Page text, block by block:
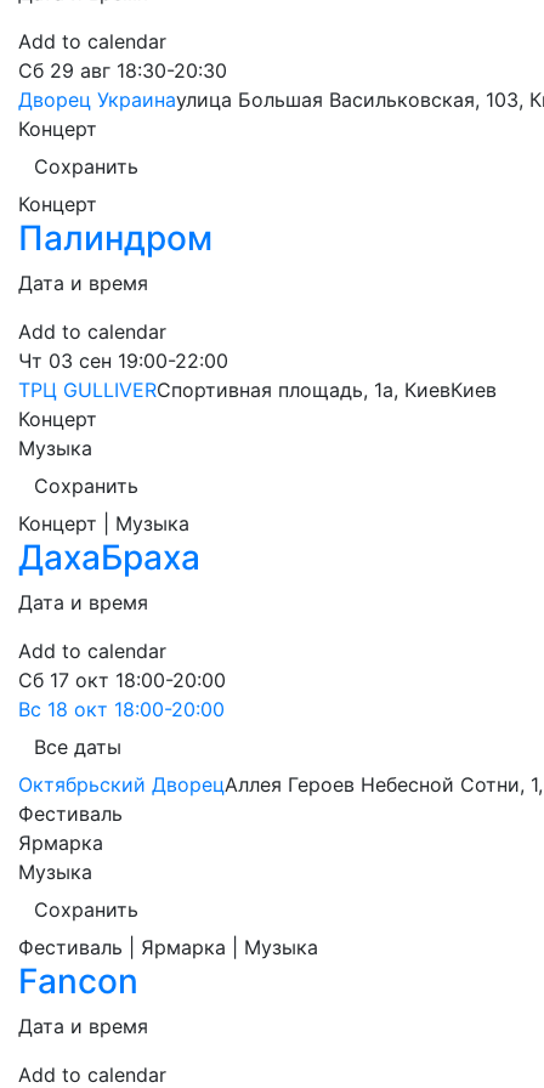
Add to calendar
Сб 29 авг 18:30-20:30
Дворец Украинаулица Большая Васильковская, 103,
Концерт
Сохранить
Концерт
Палиндром
Дата и время
Add to calendar
Чт 03 сен 19:00-22:00
ТРЦ GULLIVERСпортивная площадь, 1a, КиевКиев
Концерт
Музыка
Сохранить
Концерт | Музыка
ДахаБраха
Дата и время
Add to calendar
Сб 17 окт 18:00-20:00
Вс 18 окт 18:00-20:00
Все даты
Октябрьский ДворецАллея Героев Небесной Сотни,
Фестиваль
Ярмарка
Музыка
Сохранить
Фестиваль | Ярмарка | Музыка
Fancon
Дата и время
Add to calendar